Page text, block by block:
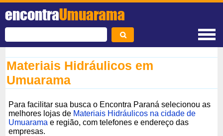
encontraUmuarama
Materiais Hidráulicos em
Umuarama
Para facilitar sua busca o Encontra Paraná selecionou as
melhores lojas de Materiais Hidráulicos na cidade de
Umuarama e região, com telefones e endereço das
empresas.